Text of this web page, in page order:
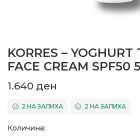
KORRES – YOGHURT
FACE CREAM SPF50
1.640 ден
2 НА ЗАЛИХА 2 НА ЗАЛИХА
Количина: